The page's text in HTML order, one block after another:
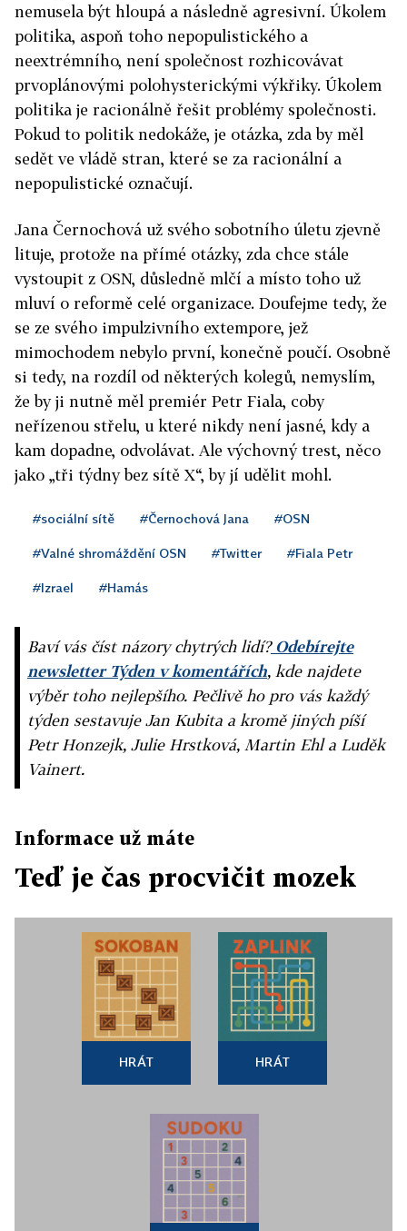
nemusela být hloupá a následně agresivní. Úkolem
politika, aspoň toho nepopulistického a
neextrémního, není společnost rozhicovávat
prvoplánovými polohysterickými výkřiky. Úkolem
politika je racionálně řešit problémy společnosti.
Pokud to politik nedokáže, je otázka, zda by měl
sedět ve vládě stran, které se za racionální a
nepopulistické označují.
Jana Černochová už svého sobotního úletu zjevně
lituje, protože na přímé otázky, zda chce stále
vystoupit z OSN, důsledně mlčí a místo toho už
mluví o reformě celé organizace. Doufejme tedy, že
se ze svého impulzivního extempore, jež
mimochodem nebylo první, konečně poučí. Osobně
si tedy, na rozdíl od některých kolegů, nemyslím,
že by ji nutně měl premiér Petr Fiala, coby
neřízenou střelu, u které nikdy není jasné, kdy a
kam dopadne, odvolávat. Ale výchovný trest, něco
jako „tři týdny bez sítě X“, by jí udělit mohl.
#sociální sítě #Černochová Jana #OSN
#Valné shromáždění OSN #Twitter #Fiala Petr
#Izrael #Hamás
Baví vás číst názory chytrých lidí?Odebírejte
newsletter Týden v komentářích, kde najdete
výběr toho nejlepšího. Pečlivě ho pro vás každý
týden sestavuje Jan Kubita a kromě jiných píší
Petr Honzejk, Julie Hrstková, Martin Ehl a Luděk
Vainert.
Informace už máte
Teď je čas procvičit mozek
HRÁT HRÁT